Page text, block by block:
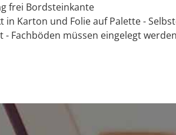
frei Bordsteinkante
in Karton und Folie auf Palette -
- Fachböden müssen eingelegt werden